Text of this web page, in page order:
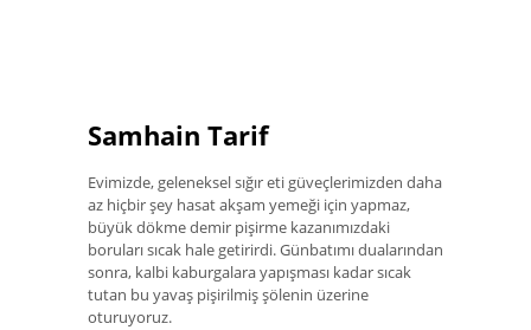
Samhain Tarif
Evimizde, geleneksel sığır eti güveçlerimizden daha
az hiçbir şey hasat akşam yemeği için yapmaz,
büyük dökme demir pişirme kazanımızdaki
boruları sıcak hale getirirdi. Günbatımı dualarından
sonra, kalbi kaburgalara yapışması kadar sıcak
tutan bu yavaş pişirilmiş şölenin üzerine
oturuyoruz.